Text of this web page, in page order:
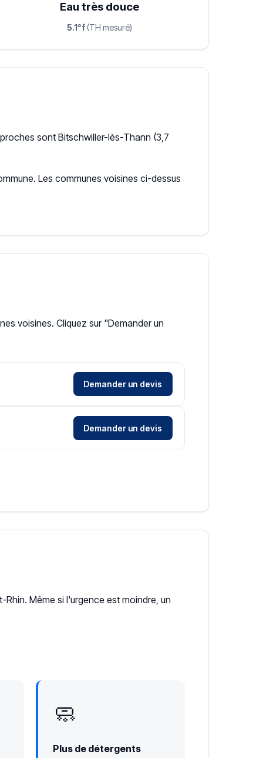
Eau très douce
5.1°f(TH mesuré)
sont Bitschwiller-lès-Thann (3,7
Les communes voisines ci-dessus
voisines. Cliquez sur "Demander un
Demander un devis
Demander un devis
Même si l'urgence est moindre, un
🧼
Plus de détergents